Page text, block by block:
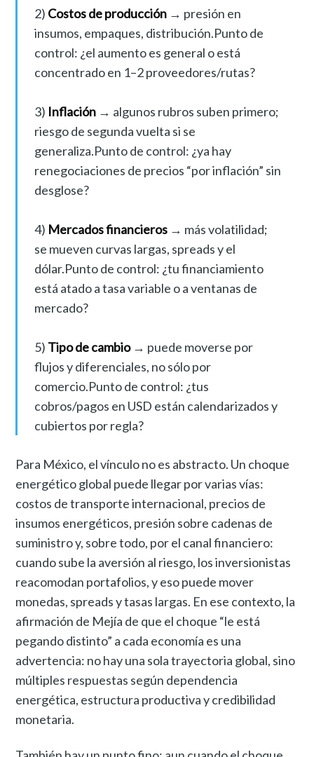
2) Costos de producción→ presión en
insumos, empaques, distribución.Punto de
control: ¿el aumento es general o está
concentrado en 1–2 proveedores/rutas?
3) Inflación→ algunos rubros suben primero;
riesgo de segunda vuelta si se
generaliza.Punto de control: ¿ya hay
renegociaciones de precios “por inflación” sin
desglose?
4) Mercados financieros→ más volatilidad;
se mueven curvas largas, spreads y el
dólar.Punto de control: ¿tu financiamiento
está atado a tasa variable o a ventanas de
mercado?
5) Tipo de cambio→ puede moverse por
flujos y diferenciales, no sólo por
comercio.Punto de control: ¿tus
cobros/pagos en USD están calendarizados y
cubiertos por regla?
Para México, el vínculo no es abstracto. Un choque
energético global puede llegar por varias vías:
costos de transporte internacional, precios de
insumos energéticos, presión sobre cadenas de
suministro y, sobre todo, por el canal financiero:
cuando sube la aversión al riesgo, los inversionistas
reacomodan portafolios, y eso puede mover
monedas, spreads y tasas largas. En ese contexto, la
afirmación de Mejía de que el choque “le está
pegando distinto” a cada economía es una
advertencia: no hay una sola trayectoria global, sino
múltiples respuestas según dependencia
energética, estructura productiva y credibilidad
monetaria.